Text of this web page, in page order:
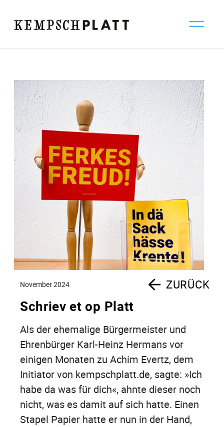
November 2024 ZURÜCK
Schriev et op Platt
Als der ehemalige Bürgermeister und
Ehrenbürger Karl-Heinz Hermans vor
einigen Monaten zu Achim Evertz, dem
Initiator von kempschplatt.de, sagte: »Ich
habe da was für dich«, ahnte dieser noch
nicht, was es damit auf sich hatte. Einen
Stapel Papier hatte er nun in der Hand,